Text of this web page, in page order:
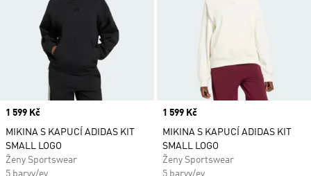
Price
1 599 Kč
MIKINA S KAPUCÍ ADIDAS KIT
SMALL LOGO
Ženy Sportswear
5 barvy/ev
Price
1 599 Kč
MIKINA S KAPUCÍ ADIDAS KIT
SMALL LOGO
Ženy Sportswear
5 barvy/ev